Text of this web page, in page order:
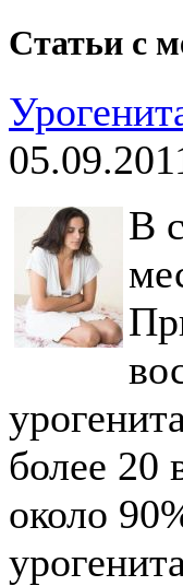
Статьи с
В
более
около